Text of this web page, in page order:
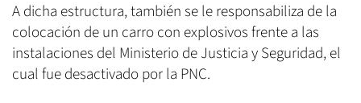
A dicha estructura, también se le responsabiliza de la
colocación de un carro con explosivos frente a las
instalaciones del Ministerio de Justicia y Seguridad, el
cual fue desactivado por la PNC.